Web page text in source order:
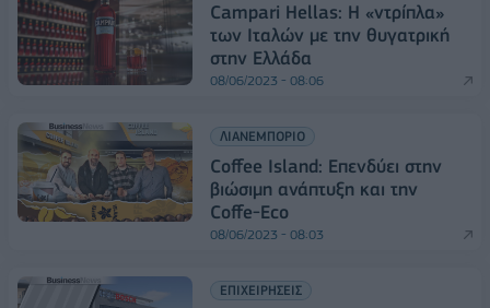
Campari Hellas: H «ντρίπλα»
των Ιταλών με την θυγατρική
στην Ελλάδα
08/06/2023 - 08:06
ΛΙΑΝΕΜΠΟΡΙΟ
Coffee Island: Επενδύει στην
βιώσιμη ανάπτυξη και την
Coffe-Ecο
08/06/2023 - 08:03
ΕΠΙΧΕΙΡΗΣΕΙΣ